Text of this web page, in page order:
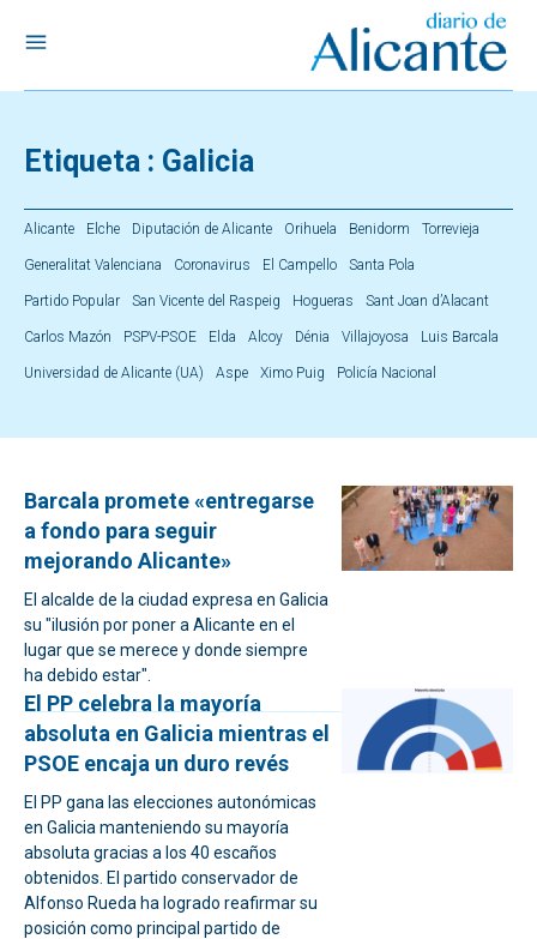
Etiqueta : Galicia
Alicante Elche Diputación de Alicante Orihuela Benidorm Torrevieja
Generalitat Valenciana Coronavirus El Campello Santa Pola
Partido Popular San Vicente del Raspeig Hogueras Sant Joan d’Alacant
Carlos Mazón PSPV-PSOE Elda Alcoy Dénia Villajoyosa Luis Barcala
Universidad de Alicante (UA) Aspe Ximo Puig Policía Nacional
Barcala promete «entregarse
a fondo para seguir
mejorando Alicante»
El alcalde de la ciudad expresa en Galicia
su "ilusión por poner a Alicante en el
lugar que se merece y donde siempre
ha debido estar".
El PP celebra la mayoría
absoluta en Galicia mientras el
PSOE encaja un duro revés
El PP gana las elecciones autonómicas
en Galicia manteniendo su mayoría
absoluta gracias a los 40 escaños
obtenidos. El partido conservador de
Alfonso Rueda ha logrado reafirmar su
posición como principal partido de